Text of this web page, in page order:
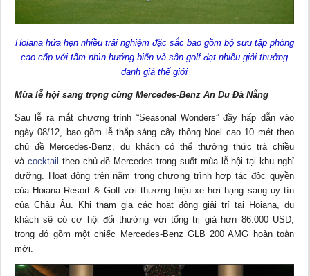
Hoiana hứa hẹn nhiều trải nghiệm đặc sắc bao gồm bộ sưu tập phòng
cao cấp với tầm nhìn hướng biển và sân golf đạt nhiều giải thưởng
danh giá thế giới
Mùa lễ hội sang trọng cùng Mercedes-Benz An Du Đà Nẵng
Sau lễ ra mắt chương trình “Seasonal Wonders” đầy hấp dẫn vào
ngày 08/12, bao gồm lễ thắp sáng cây thông Noel cao 10 mét theo
chủ đề Mercedes-Benz, du khách có thể thưởng thức trà chiều
và cocktail theo chủ đề Mercedes trong suốt mùa lễ hội tại khu nghỉ
dưỡng. Hoạt động trên nằm trong chương trình hợp tác độc quyền
của Hoiana Resort & Golf với thương hiệu xe hơi hạng sang uy tín
của Châu Âu. Khi tham gia các hoạt động giải trí tại Hoiana, du
khách sẽ có cơ hội đổi thưởng với tổng trị giá hơn 86.000 USD,
trong đó gồm một chiếc Mercedes-Benz GLB 200 AMG hoàn toàn
mới.